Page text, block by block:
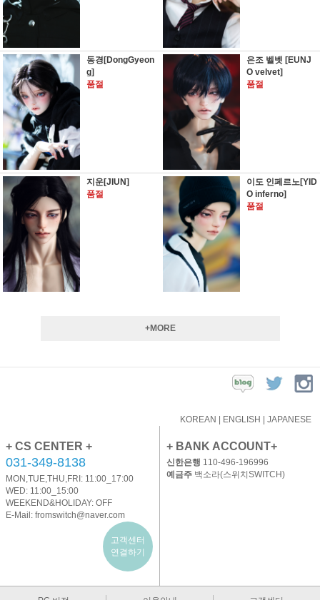
동경[DongGyeon
g]
품절
은조 벨벳 [EUNJ
O velvet]
품절
지운[JIUN]
품절
이도 인페르노[YID
O inferno]
품절
+MORE
KOREAN ENGLISH JAPANESE
+ CS CENTER +
031-349-8138
MON,TUE,THU,FRI: 11:00_17:00
WED: 11:00_15:00
WEEKEND&HOLIDAY: OFF
E-Mail: fromswitch@naver.com
고객센터
연결하기
+ BANK ACCOUNT+
신한은행 110-496-196996
예금주백소라(스위치SWITCH)